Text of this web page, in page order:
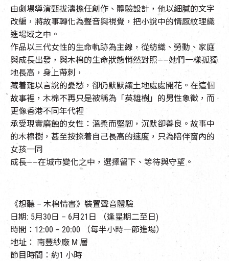
由劇場導演甄拔濤擔任創作、體驗設計，他以細膩的文字
改編，將故事轉化為聲音與視覺，把小說中的情感紋理織
進場域之中。
作品以三代女性的生命軌跡為主線，從紡織、勞動、家庭
與成長出發，與木棉的生命狀態悄然對照——她們一樣孤獨
地長高，身上帶刺，
藏着難以言說的憂愁，卻仍默默讓土地處處開花。在這個
故事裡，木棉不再只是被稱為「英雄樹」的男性象徵，而
更像香港不同年代裡
承受現實磨蝕的女性：溫柔而堅韌，沉默卻善良。故事中
的木棉樹，甚至按捺着自己長高的速度，只為陪伴窗內的
女孩一同
成長——在城市變化之中，選擇留下、等待與守望。
《想聽 – 木棉情書》裝置聲音體驗
日期: 5月30日 – 6月21日 （逢星期二至日)
時間：12:00 – 20:00 （每半小時一節進場）
地址： 南豐紗廠 M 層
節目時間：約1 小時